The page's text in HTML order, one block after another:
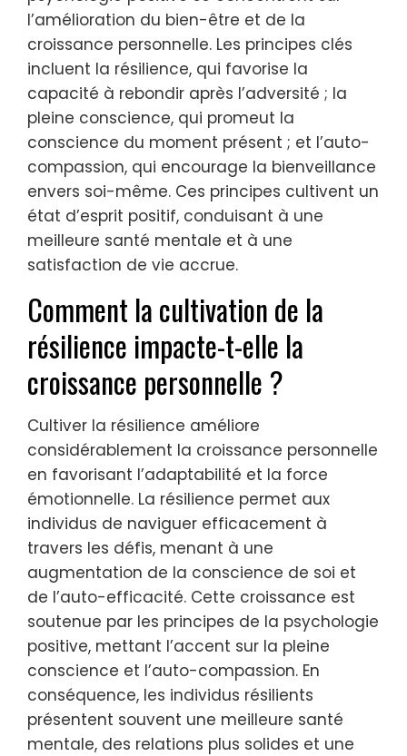
l’amélioration du bien-être et de la
croissance personnelle. Les principes clés
incluent la résilience, qui favorise la
capacité à rebondir après l’adversité ; la
pleine conscience, qui promeut la
conscience du moment présent ; et l’auto-
compassion, qui encourage la bienveillance
envers soi-même. Ces principes cultivent un
état d’esprit positif, conduisant à une
meilleure santé mentale et à une
satisfaction de vie accrue.
Comment la cultivation de la
résilience impacte-t-elle la
croissance personnelle ?
Cultiver la résilience améliore
considérablement la croissance personnelle
en favorisant l’adaptabilité et la force
émotionnelle. La résilience permet aux
individus de naviguer efficacement à
travers les défis, menant à une
augmentation de la conscience de soi et
de l’auto-efficacité. Cette croissance est
soutenue par les principes de la psychologie
positive, mettant l’accent sur la pleine
conscience et l’auto-compassion. En
conséquence, les individus résilients
présentent souvent une meilleure santé
mentale, des relations plus solides et une